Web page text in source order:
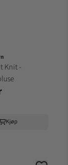
Knit -
Kjøp